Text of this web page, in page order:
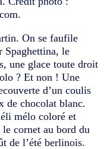
On se faufile
Spaghettina, le
une glace toute droit
? Et non ! Une
d’un coulis
de chocolat blanc.
mélo coloré et
cornet au bord du
de l’été berlinois.